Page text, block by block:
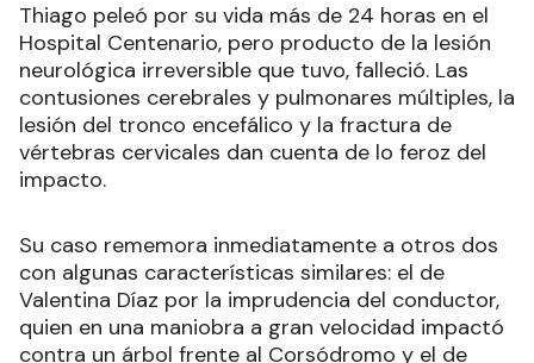
Thiago peleó por su vida más de 24 horas en el
Hospital Centenario, pero producto de la lesión
neurológica irreversible que tuvo, falleció. Las
contusiones cerebrales y pulmonares múltiples, la
lesión del tronco encefálico y la fractura de
vértebras cervicales dan cuenta de lo feroz del
impacto.
Su caso rememora inmediatamente a otros dos
con algunas características similares: el de
Valentina Díaz por la imprudencia del conductor,
quien en una maniobra a gran velocidad impactó
contra un árbol frente al Corsódromo y el de